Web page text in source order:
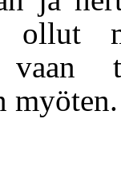
ollut
vaan
myöten.